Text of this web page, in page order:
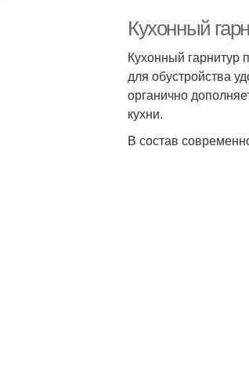
Кухонный
Кухонный гарнитур
для обустройства
органично
кухни.
В состав